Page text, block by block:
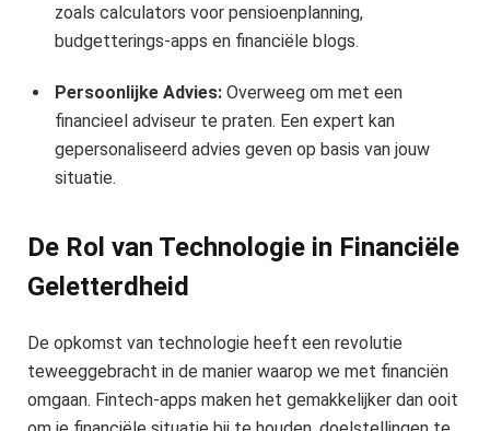
zoals calculators voor pensioenplanning,
budgetterings-apps en financiële blogs.
Persoonlijke Advies: Overweeg om met een
financieel adviseur te praten. Een expert kan
gepersonaliseerd advies geven op basis van jouw
situatie.
De Rol van Technologie in Financiële
Geletterdheid
De opkomst van technologie heeft een revolutie
teweeggebracht in de manier waarop we met financiën
omgaan. Fintech-apps maken het gemakkelijker dan ooit